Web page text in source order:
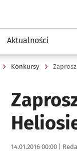
Aktualności
Konkursy
Data publikacji:
14.01.2016 00:00 |